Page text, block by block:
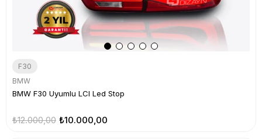
F30
BMW
BMW F30 Uyumlu LCI Led Stop
₺10.000,00
₺12.000,00